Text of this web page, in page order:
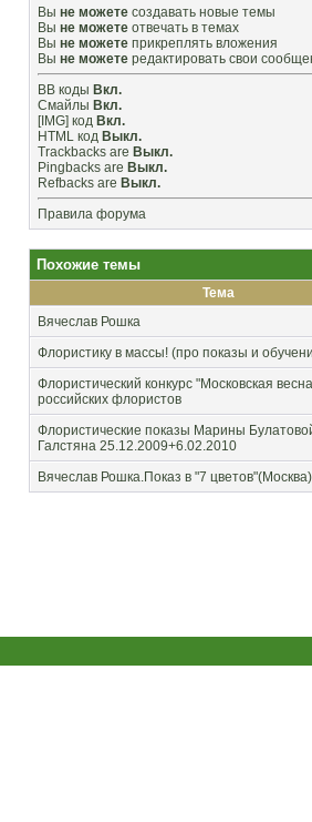
Вы не можете создавать новые темы
Вы не можете отвечать в темах
Вы не можете прикреплять вложения
Вы не можете редактировать свои
BB коды Вкл.
Смайлы Вкл.
[IMG] код Вкл.
HTML код Выкл.
Trackbacks are Выкл.
Pingbacks are Выкл.
Refbacks are Выкл.
Правила форума
Похожие темы
Тема
Вячеслав Рошка
Флористику в массы! (про показы и
Флористический конкурс "Московская
российских флористов
Флористические показы Марины
Галстяна 25.12.2009+6.02.2010
Вячеслав Рошка.Показ в "7